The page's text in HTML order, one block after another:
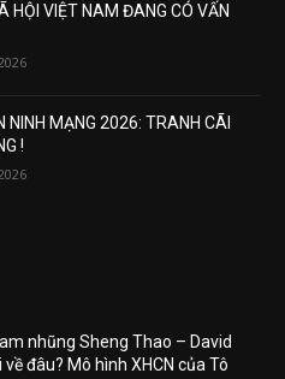
HỘI VIỆT NAM ĐANG CÓ VẤN
NINH MẠNG 2026: TRANH CÃI
!
nhũng Sheng Thao – David
về đâu? Mô hình XHCN của Tô